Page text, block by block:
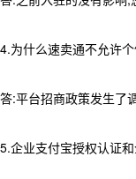
4.为什么速卖通不允许
答:平台招商政策发生了
5.企业支付宝授权认证